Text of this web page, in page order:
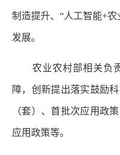
制造提升、“人工智能+
发展。
农业农村部相关负责
障，创新提出落实鼓励
（套）、首批次应用政
应用政策等。